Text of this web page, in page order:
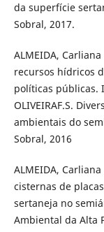
da superfície
Sobral, 2017.
ALMEIDA, Carliana
recursos hídricos
políticas públicas.
OLIVEIRAF.S.
ambientais do
Sobral, 2016
ALMEIDA, Carliana
cisternas de
sertaneja no
Ambiental da Alta